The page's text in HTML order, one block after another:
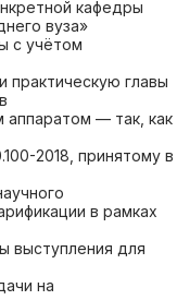
кафедры
вуза»
с учётом
практическую главы
— так, как
2018, принятому в
в рамках
выступления для
на